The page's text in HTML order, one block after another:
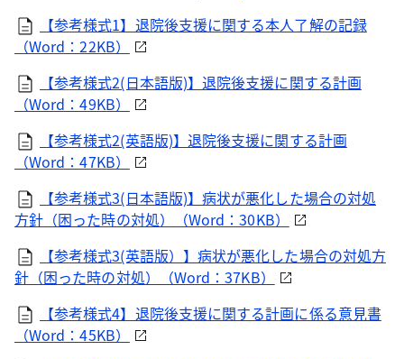
【参考様式1】退院後支援に関する本人了解の記録
（Word：22KB）
【参考様式2(日本語版)】退院後支援に関する計画
（Word：49KB）
【参考様式2(英語版)】退院後支援に関する計画
（Word：47KB）
【参考様式3(日本語版)】病状が悪化した場合の対処
方針（困った時の対処）（Word：30KB）
【参考様式3(英語版）】病状が悪化した場合の対処方
針（困った時の対処）（Word：37KB）
【参考様式4】退院後支援に関する計画に係る意見書
（Word：45KB）